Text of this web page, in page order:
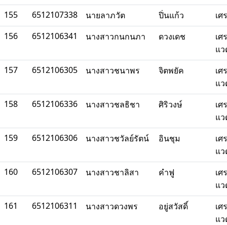
155
6512107338 นายลาภวัต ปิ่นแก้ว
เ
156
6512106341 นางสาวกนกนภา ดวงเดช
เ
แ
157
6512106305 นางสาวชนาพร จิตพยัค
เ
แ
158
6512106336 นางสาวชลธิชา ศิริวงษ์
เ
แ
159
6512106306 นางสาวชวัลย์รัตน์ อินชุม
เ
แ
160
6512106307 นางสาวชาลิสา คำฟู
เ
แ
161
6512106311 นางสาวดวงพร อยู่สวัสดิ์
เ
แ